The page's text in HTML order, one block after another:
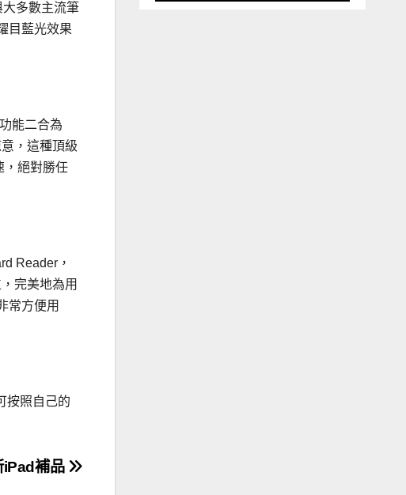
多數主流筆
目藍光效果
能二合為
，這種頂級
，絕對勝任
Reader，
完美地為用
常方便用
按照自己的
iPad補品